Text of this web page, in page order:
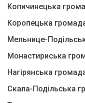
Копичинецька
Коропецька
Мельнице-
Монастириська
Нагірянська
Скала-Подільська